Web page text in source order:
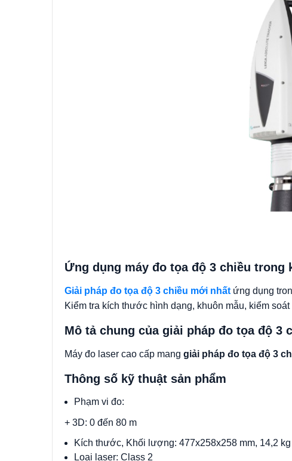
Ứng dụng máy đo tọa độ 3 chiều trong
Giải pháp đo tọa độ 3 chiều mới nhất ứng dụng
Kiểm tra kích thước hình dạng, khuôn mẫu, kiểm
Mô tả chung của giải pháp đo tọa độ 3
Máy đo laser cao cấp mang giải pháp đo tọa độ 3
Thông số kỹ thuật sản phẩm
Phạm vi đo:
+ 3D: 0 đến 80 m
Kích thước, Khối lượng: 477x258x258 mm, 14,2 kg
Loại laser: Class 2